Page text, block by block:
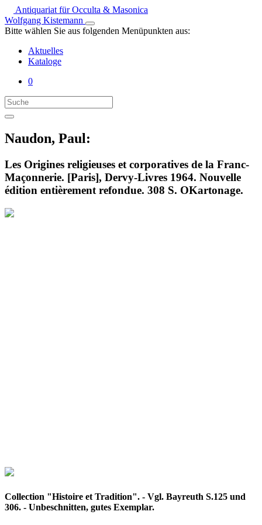
Antiquariat für Occulta & Masonica
Wolfgang Kistemann
Bitte wählen Sie aus folgenden Menüpunkten aus:
Aktuelles
Kataloge
0
Naudon, Paul:
Les Origines religieuses et corporatives de la Franc-
Maçonnerie. [Paris], Dervy-Livres 1964. Nouvelle
édition entièrement refondue. 308 S. OKartonage.
Collection "Histoire et Tradition". - Vgl. Bayreuth S.125 und
306. - Unbeschnitten, gutes Exemplar.